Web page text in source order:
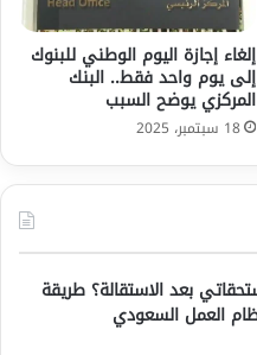
إلغاء إجازة اليوم الوطني للبنوك
إلى يوم واحد فقط.. البنك
المركزي يوضح السبب
18 سبتمبر، 2025
بعد الاستقالة؟ طريقة
العمل السعودي